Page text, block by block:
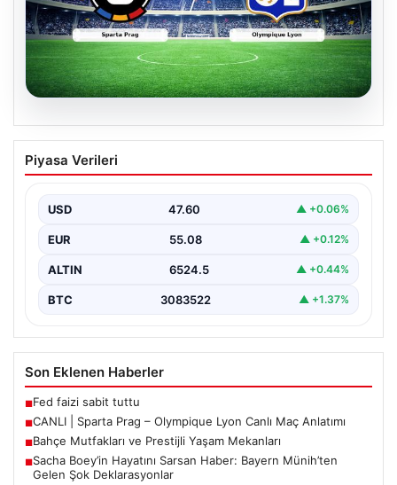
CANLI | Sparta Prag – Olympique Lyon
Canlı Maç Anlatımı
Piyasa Verileri
USD 47.60 ▲ +0.06%
EUR 55.08 ▲ +0.12%
ALTIN 6524.5 ▲ +0.44%
BTC 3083522 ▲ +1.37%
Son Eklenen Haberler
■Fed faizi sabit tuttu
■CANLI | Sparta Prag – Olympique Lyon Canlı Maç Anlatımı
■Bahçe Mutfakları ve Prestijli Yaşam Mekanları
■Sacha Boey’in Hayatını Sarsan Haber: Bayern Münih’ten
Gelen Şok Deklarasyonlar